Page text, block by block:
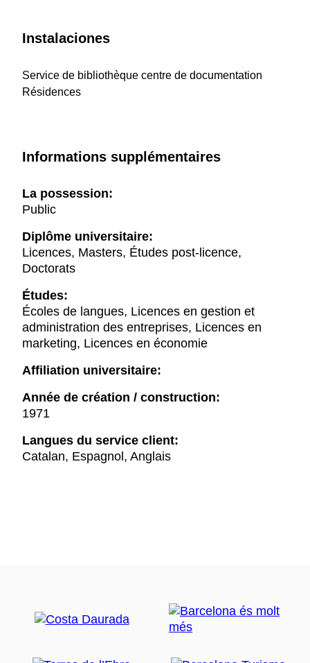
Instalaciones
Service de bibliothèque centre de documentation
Résidences
Informations supplémentaires
La possession:
Public
Diplôme universitaire:
Licences, Masters, Études post-licence,
Doctorats
Études:
Écoles de langues, Licences en gestion et
administration des entreprises, Licences en
marketing, Licences en économie
Affiliation universitaire:
Année de création / construction:
1971
Langues du service client:
Catalan, Espagnol, Anglais